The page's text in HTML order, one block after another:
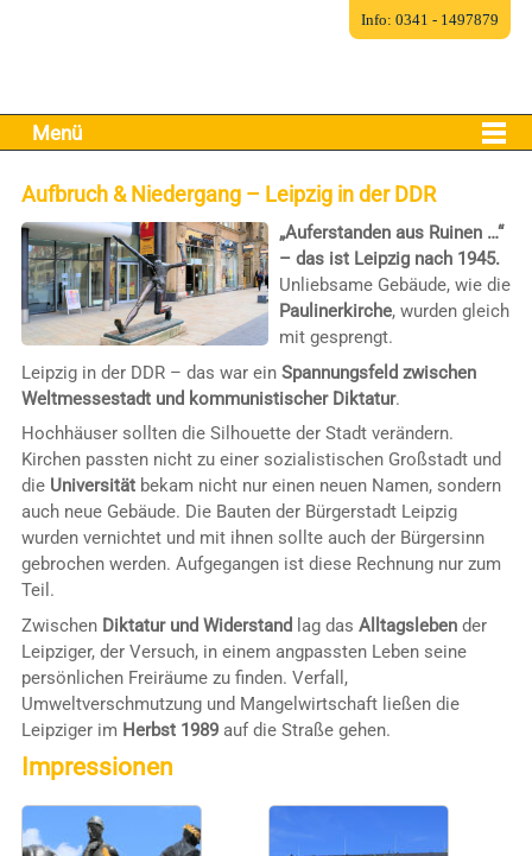
Menü
Aufbruch & Niedergang – Leipzig in der DDR
„Auferstanden aus Ruinen …“
– das ist Leipzig nach 1945.
Unliebsame Gebäude, wie die
Paulinerkirche, wurden gleich
mit gesprengt.
Leipzig in der DDR – das war ein Spannungsfeld zwischen
Weltmessestadt und kommunistischer Diktatur.
Hochhäuser sollten die Silhouette der Stadt verändern.
Kirchen passten nicht zu einer sozialistischen Großstadt und
die Universitätbekam nicht nur einen neuen Namen, sondern
auch neue Gebäude. Die Bauten der Bürgerstadt Leipzig
wurden vernichtet und mit ihnen sollte auch der Bürgersinn
gebrochen werden. Aufgegangen ist diese Rechnung nur zum
Teil.
Zwischen Diktatur und Widerstand lag das Alltagslebender
Leipziger, der Versuch, in einem angpassten Leben seine
persönlichen Freiräume zu finden. Verfall,
Umweltverschmutzung und Mangelwirtschaft ließen die
Leipziger im Herbst 1989auf die Straße gehen.
Impressionen
Info: 0341 - 1497879